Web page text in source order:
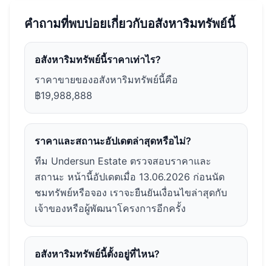
คำถามที่พบบ่อยเกี่ยวกับอสังหาริมทรัพย์นี้
อสังหาริมทรัพย์นี้ราคาเท่าไร?
ราคาขายของอสังหาริมทรัพย์นี้คือ
฿19,988,888
ราคาและสถานะอัปเดตล่าสุดหรือไม่?
ทีม Undersun Estate ตรวจสอบราคาและ
สถานะ หน้านี้อัปเดตเมื่อ 13.06.2026 ก่อนนัด
ชมทรัพย์หรือจอง เราจะยืนยันเงื่อนไขล่าสุดกับ
เจ้าของหรือผู้พัฒนาโครงการอีกครั้ง
อสังหาริมทรัพย์นี้ตั้งอยู่ที่ไหน?